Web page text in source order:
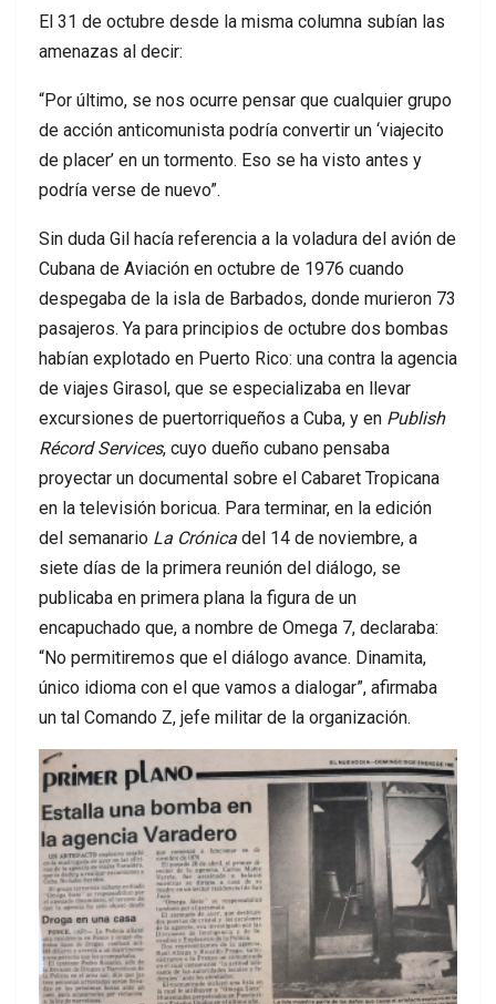
El 31 de octubre desde la misma columna subían las
amenazas al decir:
“Por último, se nos ocurre pensar que cualquier grupo
de acción anticomunista podría convertir un ‘viajecito
de placer’ en un tormento. Eso se ha visto antes y
podría verse de nuevo”.
Sin duda Gil hacía referencia a la voladura del avión de
Cubana de Aviación en octubre de 1976 cuando
despegaba de la isla de Barbados, donde murieron 73
pasajeros. Ya para principios de octubre dos bombas
habían explotado en Puerto Rico: una contra la agencia
de viajes Girasol, que se especializaba en llevar
excursiones de puertorriqueños a Cuba, y en Publish
Récord Services, cuyo dueño cubano pensaba
proyectar un documental sobre el Cabaret Tropicana
en la televisión boricua. Para terminar, en la edición
del semanario La Crónica del 14 de noviembre, a
siete días de la primera reunión del diálogo, se
publicaba en primera plana la figura de un
encapuchado que, a nombre de Omega 7, declaraba:
“No permitiremos que el diálogo avance. Dinamita,
único idioma con el que vamos a dialogar”, afirmaba
un tal Comando Z, jefe militar de la organización.